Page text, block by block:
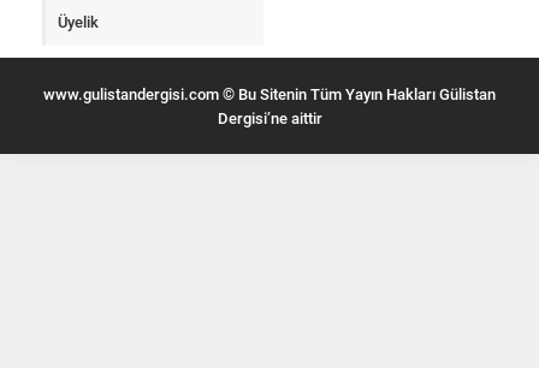
Üyelik
www.gulistandergisi.com © Bu Sitenin Tüm Yayın Hakları Gülistan
Dergisi’ne aittir